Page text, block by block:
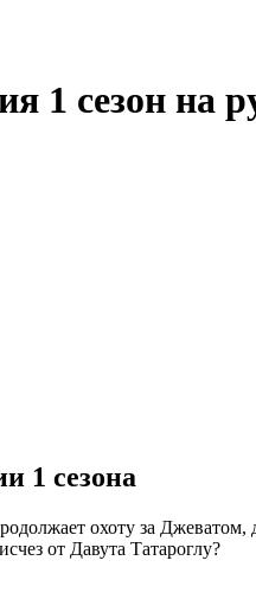
1 сезон на
1 сезона
охоту за
от Давута Татароглу?